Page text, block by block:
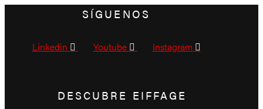
SÍGUENOS
Linkedin Youtube Instagram
DESCUBRE EIFFAGE